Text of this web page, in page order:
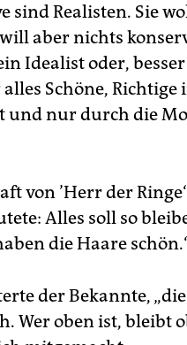
sind Realisten. Sie
aber nichts
Idealist oder,
Schöne,
nur durch die
von ’Herr der
Alles soll so
die Haare
der Bekannte,
Wer oben ist, bleibt